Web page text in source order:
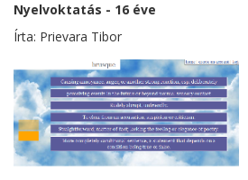
Nyelvoktatás - 16 éve
Írta: Prievara Tibor